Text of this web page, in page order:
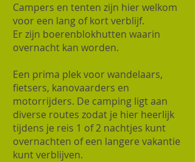
Campers en tenten zijn hier welkom
voor een lang of kort verblijf.
Er zijn boerenblokhutten waarin
overnacht kan worden.
Een prima plek voor wandelaars,
fietsers, kanovaarders en
motorrijders. De camping ligt aan
diverse routes zodat je hier heerlijk
tijdens je reis 1 of 2 nachtjes kunt
overnachten of een langere vakantie
kunt verblijven.